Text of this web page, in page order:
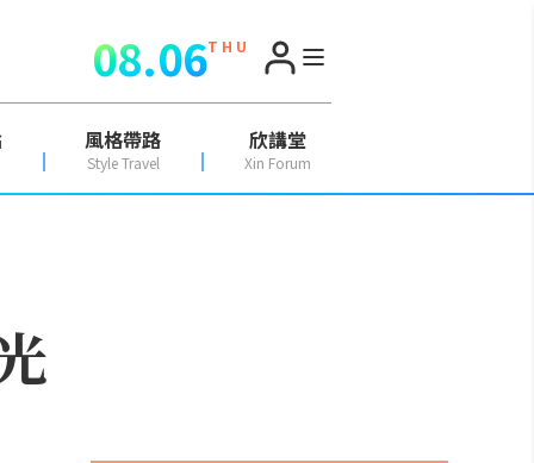
08.06T H U
風格帶路
Style Travel
欣講堂
Xin Forum